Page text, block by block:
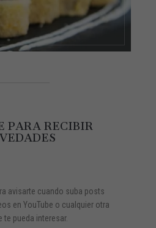
PARA RECIBIR
avisarte cuando suba posts
en YouTube o cualquier otra
te pueda interesar.